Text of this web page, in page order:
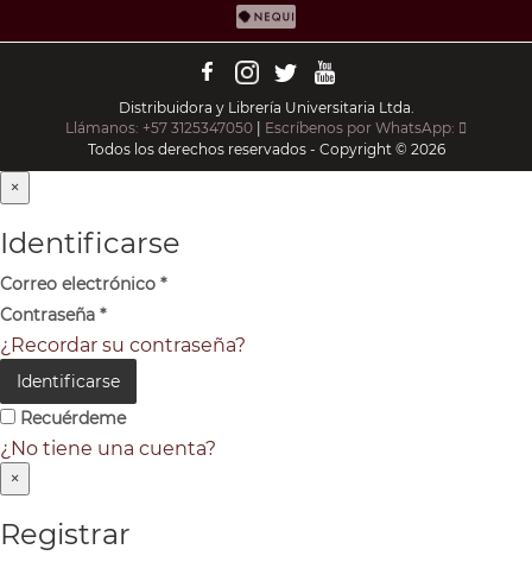
Distribuidora y Librería Universitaria Ltda.
Llámanos: +57 3125347050 | Escríbenos por WhatsApp:
Todos los derechos reservados - Copyright © 2026
×
Identificarse
Correo electrónico *
Contraseña *
¿Recordar su contraseña?
Identificarse
Recuérdeme
¿No tiene una cuenta?
×
Registrar